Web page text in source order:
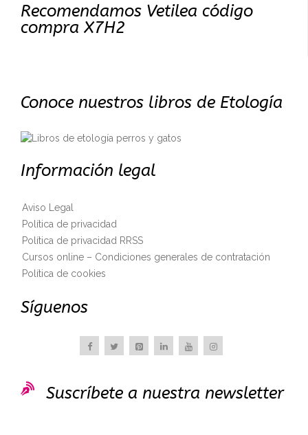
Recomendamos Vetilea código
compra X7H2
Conoce nuestros libros de Etología
Información legal
Aviso Legal
Política de privacidad
Política de privacidad RRSS
Cursos online – Condiciones generales de contratación
Política de cookies
Síguenos
 Suscríbete a nuestra newsletter